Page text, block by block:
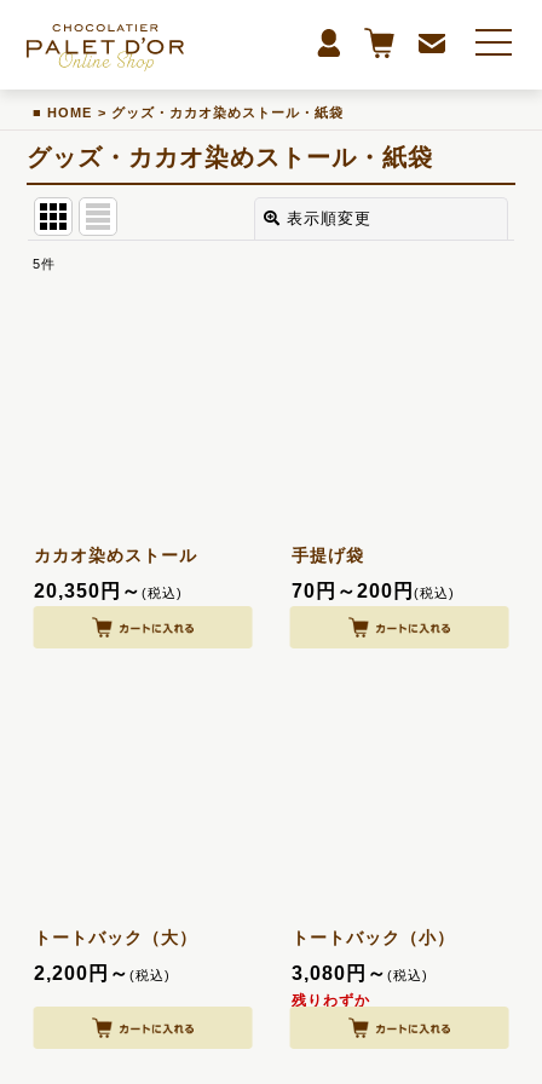
HOME > グッズ・カカオ染めストール・紙袋
グッズ・カカオ染めストール・紙袋
表示順変更
5件
カカオ染めストール
20,350 円 ～(税込)
手提げ袋
70 円 ～200 円 (税込)
トートバック（大）
2,200 円 ～(税込)
トートバック（小）
3,080 円 ～ (税込)
残りわずか